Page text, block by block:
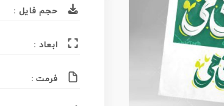
حجم فایل :
ابعاد :
فرمت :